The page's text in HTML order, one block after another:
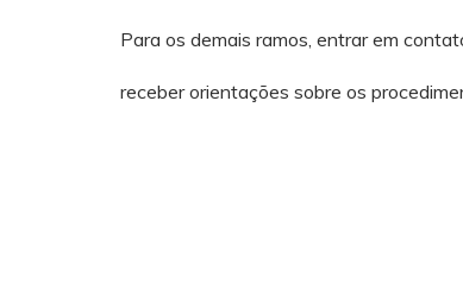
Para os demais ramos, entrar em
receber orientações sobre os